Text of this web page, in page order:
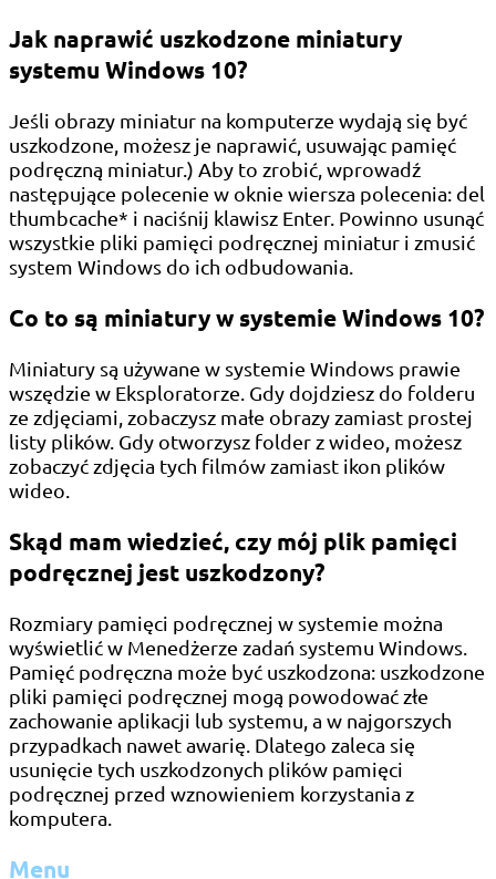
Jak naprawić uszkodzone miniatury
systemu Windows 10?
Jeśli obrazy miniatur na komputerze wydają się być
uszkodzone, możesz je naprawić, usuwając pamięć
podręczną miniatur.) Aby to zrobić, wprowadź
następujące polecenie w oknie wiersza polecenia: del
thumbcache* i naciśnij klawisz Enter. Powinno usunąć
wszystkie pliki pamięci podręcznej miniatur i zmusić
system Windows do ich odbudowania.
Co to są miniatury w systemie Windows 10?
Miniatury są używane w systemie Windows prawie
wszędzie w Eksploratorze. Gdy dojdziesz do folderu
ze zdjęciami, zobaczysz małe obrazy zamiast prostej
listy plików. Gdy otworzysz folder z wideo, możesz
zobaczyć zdjęcia tych filmów zamiast ikon plików
wideo.
Skąd mam wiedzieć, czy mój plik pamięci
podręcznej jest uszkodzony?
Rozmiary pamięci podręcznej w systemie można
wyświetlić w Menedżerze zadań systemu Windows.
Pamięć podręczna może być uszkodzona: uszkodzone
pliki pamięci podręcznej mogą powodować złe
zachowanie aplikacji lub systemu, a w najgorszych
przypadkach nawet awarię. Dlatego zaleca się
usunięcie tych uszkodzonych plików pamięci
podręcznej przed wznowieniem korzystania z
komputera.
Menu